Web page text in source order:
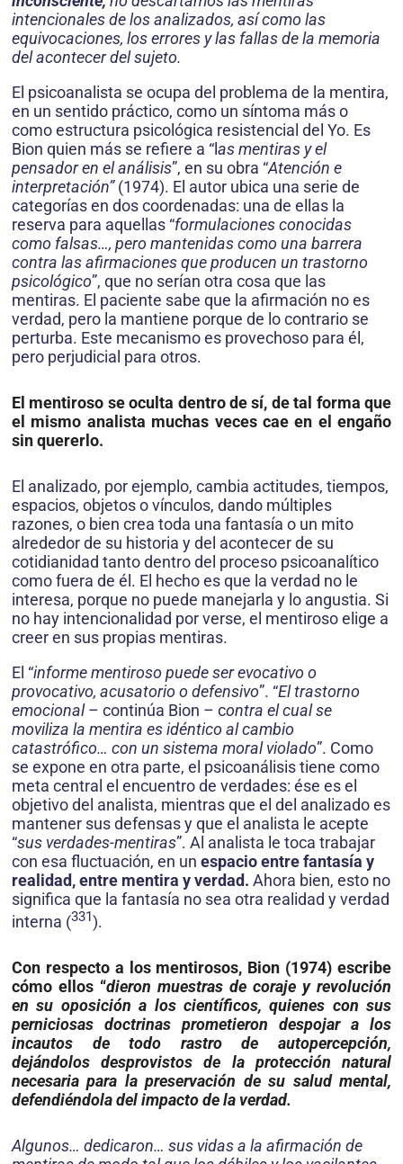
intencionales de los analizados, así como las
equivocaciones, los errores y las fallas de la memoria
del acontecer del sujeto.
El psicoanalista se ocupa del problema de la mentira,
en un sentido práctico, como un síntoma más o
como estructura psicológica resistencial del Yo. Es
Bion quien más se refiere a “las mentiras y el
pensador en el análisis”, en su obra “Atención e
interpretación”(1974). El autor ubica una serie de
categorías en dos coordenadas: una de ellas la
reserva para aquellas “formulaciones conocidas
como falsas…, pero mantenidas como una barrera
contra las afirmaciones que producen un trastorno
psicológico”, que no serían otra cosa que las
mentiras. El paciente sabe que la afirmación no es
verdad, pero la mantiene porque de lo contrario se
perturba. Este mecanismo es provechoso para él,
pero perjudicial para otros.
El mentiroso se oculta dentro de sí, de tal forma que
el mismo analista muchas veces cae en el engaño
sin quererlo.
El analizado, por ejemplo, cambia actitudes, tiempos,
espacios, objetos o vínculos, dando múltiples
razones, o bien crea toda una fantasía o un mito
alrededor de su historia y del acontecer de su
cotidianidad tanto dentro del proceso psicoanalítico
como fuera de él. El hecho es que la verdad no le
interesa, porque no puede manejarla y lo angustia. Si
no hay intencionalidad por verse, el mentiroso elige a
creer en sus propias mentiras.
El “informe mentiroso puede ser evocativo o
provocativo, acusatorio o defensivo”. “El trastorno
emocional– continúa Bion – contra el cual se
moviliza la mentira es idéntico al cambio
catastrófico… con un sistema moral violado”. Como
se expone en otra parte, el psicoanálisis tiene como
meta central el encuentro de verdades: ése es el
objetivo del analista, mientras que el del analizado es
mantener sus defensas y que el analista le acepte
“sus verdades-mentiras”. Al analista le toca trabajar
con esa fluctuación, en un espacio entre fantasía y
realidad, entre mentira y verdad. Ahora bien, esto no
significa que la fantasía no sea otra realidad y verdad
interna (331).
Con respecto a los mentirosos, Bion (1974) escribe
cómo ellos “dieron muestras de coraje y revolución
en su oposición a los científicos, quienes con sus
perniciosas doctrinas prometieron despojar a los
incautos de todo rastro de autopercepción,
dejándolos desprovistos de la protección natural
necesaria para la preservación de su salud mental,
defendiéndola del impacto de la verdad.
Algunos… dedicaron… sus vidas a la afirmación de